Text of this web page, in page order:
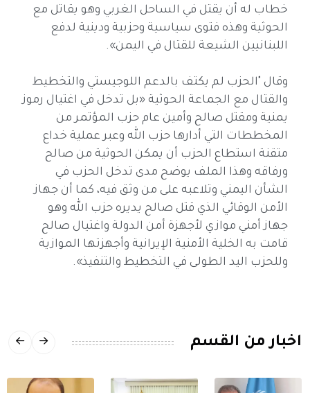
خطاب له أن يقتل في الساحل الغربي وهو يقاتل مع
الحوثية وهذه فتوى سياسية وحزبية ودينية لدفع
اللبنانيين الشيعة للقتال في اليمن».
وقال "الحزب لم يكتف بالدعم اللوجيستي والتخطيط
والقتال مع الجماعة الحوثية «بل تدخل في اغتيال رموز
يمنية ومقتل صالح وأمين عام حزب المؤتمر من
المخططات التي أدارها حزب الله وعبر عملية خداع
متقنة استطاع الحزب أن يمكن الحوثية من صالح
ورفاقه وهذا الملف يوضح مدى تدخل الحزب في
الشأن اليمني وتلاعبه على من وثق فيه، كما أن جهاز
الأمن الوقائي الذي قتل صالح يديره حزب الله وهو
جهاز أمني موازي لأجهزة أمن الدولة واغتيال صالح
قامت به الخلية الأمنية الإيرانية وأجهزتها الموازية
وللحزب اليد الطولى في التخطيط والتنفيذ».
اخبار من القسم